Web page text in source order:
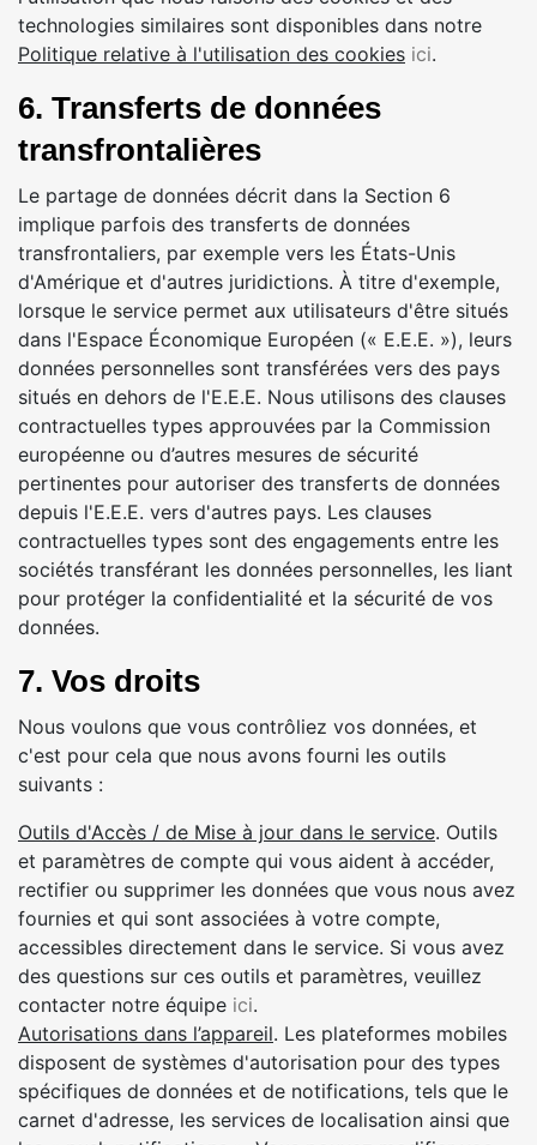
technologies similaires sont disponibles dans notre
Politique relative à l'utilisation des cookies ici.
6. Transferts de données
transfrontalières
Le partage de données décrit dans la Section 6
implique parfois des transferts de données
transfrontaliers, par exemple vers les États-Unis
d'Amérique et d'autres juridictions. À titre d'exemple,
lorsque le service permet aux utilisateurs d'être situés
dans l'Espace Économique Européen (« E.E.E. »), leurs
données personnelles sont transférées vers des pays
situés en dehors de l'E.E.E. Nous utilisons des clauses
contractuelles types approuvées par la Commission
européenne ou d’autres mesures de sécurité
pertinentes pour autoriser des transferts de données
depuis l'E.E.E. vers d'autres pays. Les clauses
contractuelles types sont des engagements entre les
sociétés transférant les données personnelles, les liant
pour protéger la confidentialité et la sécurité de vos
données.
7. Vos droits
Nous voulons que vous contrôliez vos données, et
c'est pour cela que nous avons fourni les outils
suivants :
Outils d'Accès / de Mise à jour dans le service. Outils
et paramètres de compte qui vous aident à accéder,
rectifier ou supprimer les données que vous nous avez
fournies et qui sont associées à votre compte,
accessibles directement dans le service. Si vous avez
des questions sur ces outils et paramètres, veuillez
contacter notre équipe ici.
Autorisations dans l’appareil. Les plateformes mobiles
disposent de systèmes d'autorisation pour des types
spécifiques de données et de notifications, tels que le
carnet d'adresse, les services de localisation ainsi que